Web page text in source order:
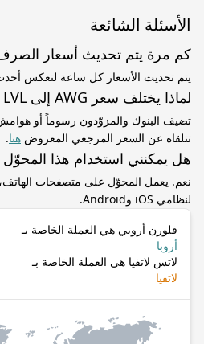
الأسئلة الشائعة
كم مرة يتم تحديث أسعار
يتم تحديث الأسعار كل ساعة لتعكس
لماذا يختلف سعر AWG إلى LVL عن سعر البنك؟
تضيف البنوك والمزوّدون رسوماً أو
تتلقاه عن السعر المرجعي المعروض هنا.
هل يمكنني استخدام هذا
نعم. يعمل المحوّل على متصفحات
لنظامي iOS وAndroid.
فلورن أروبي هي العملة الخاصة بـ
أروبا
لاتس لاتفيا هي العملة الخاصة بـ
لاتفيا